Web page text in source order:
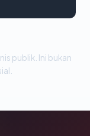
publik. Ini bukan